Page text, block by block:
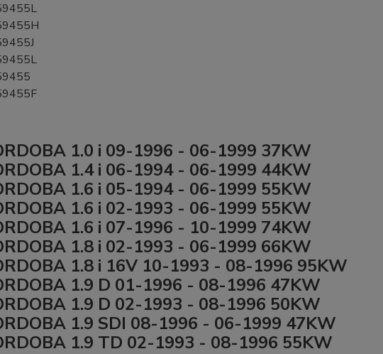
1.0 i 09-1996 - 06-1999 37KW
1.4 i 06-1994 - 06-1999 44KW
1.6 i 05-1994 - 06-1999 55KW
1.6 i 02-1993 - 06-1999 55KW
1.6 i 07-1996 - 10-1999 74KW
1.8 i 02-1993 - 06-1999 66KW
1.8 i 16V 10-1993 - 08-1996 95KW
1.9 D 01-1996 - 08-1996 47KW
1.9 D 02-1993 - 08-1996 50KW
1.9 SDI 08-1996 - 06-1999 47KW
1.9 TD 02-1993 - 08-1996 55KW